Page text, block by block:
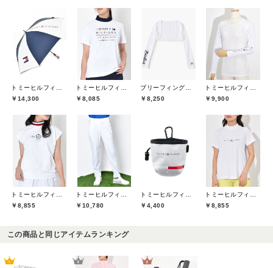
￥14,300
￥8,085
￥8,250
￥9,900
￥8,855
￥10,780
￥4,400
￥8,855
この商品と同じアイテムランキング